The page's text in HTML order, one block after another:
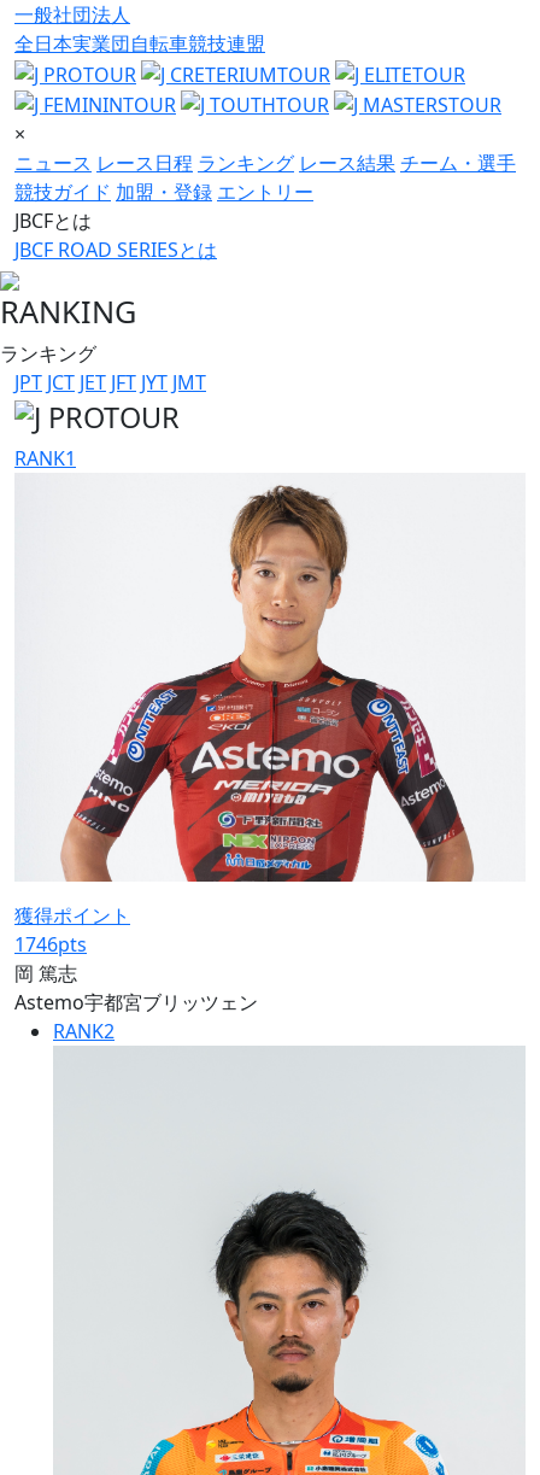
一般社団法人
全日本実業団自転車競技連盟
×
ニュース レース日程 ランキング レース結果チーム・選手
競技ガイド 加盟・登録 エントリー
JBCFとは
JBCF ROAD SERIESとは
RANKING
ランキング
JPT JCT JET JFT JYT JMT
RANK1
獲得ポイント
1746pts
岡 篤志
Astemo宇都宮ブリッツェン
RANK2